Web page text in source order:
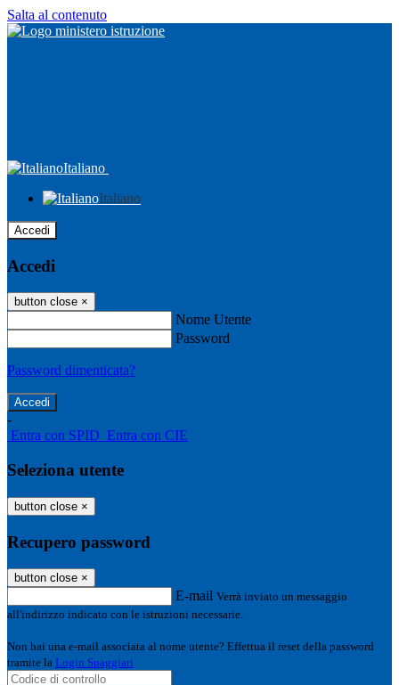
Salta al contenuto
Italiano
Italiano
Accedi
Accedi
button close ×
Nome Utente
Password
Password dimenticata?
-
Entra con SPID Entra con CIE
Seleziona utente
button close ×
Recupero password
button close ×
E-mail Verrà inviato un messaggio
all'indirizzo indicato con le istruzioni necessarie.
Non hai una e-mail associata al nome utente? Effettua il reset della password
tramite la Login Spaggiari